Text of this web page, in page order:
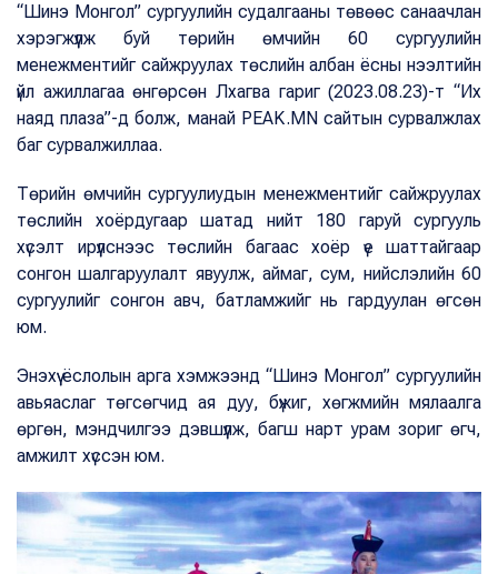
“Шинэ Монгол” сургуулийн судалгааны төвөөс санаачлан
хэрэгжүүлж буй төрийн өмчийн 60 сургуулийн
менежментийг сайжруулах төслийн албан ёсны нээлтийн
үйл ажиллагаа өнгөрсөн Лхагва гариг (2023.08.23)-т “Их
наяд плаза”-д болж, манай PEAK.MN сайтын сурвалжлах
баг сурвалжиллаа.
Төрийн өмчийн сургуулиудын менежментийг сайжруулах
төслийн хоёрдугаар шатад нийт 180 гаруй сургууль
хүсэлт ирүүлснээс төслийн багаас хоёр үе шаттайгаар
сонгон шалгаруулалт явуулж, аймаг, сум, нийслэлийн 60
сургуулийг сонгон авч, батламжийг нь гардуулан өгсөн
юм.
Энэхүү ёслолын арга хэмжээнд “Шинэ Монгол” сургуулийн
авьяаслаг төгсөгчид ая дуу, бүжиг, хөгжмийн мялаалга
өргөн, мэндчилгээ дэвшүүлж, багш нарт урам зориг өгч,
амжилт хүссэн юм.